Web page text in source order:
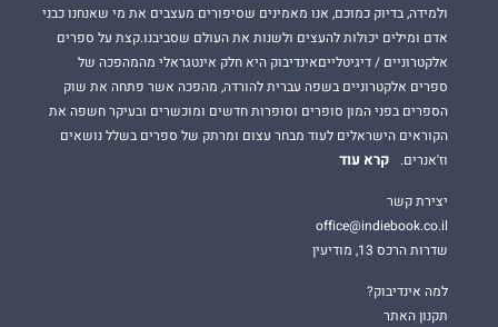
ולמידה, בדיוק כמוכם, אנו מאמינים שסיפורים מעצבים את מי שאנחנו כבני
אדם ומילים יכולות להעצים ולשנות את העולם שסביבנו.קצת על ספרים
אלקטרוניים / דיגיטלייםאינדיבוק היא חלק אינטגראלי מהמהפכה של
ספרים אלקטרוניים בשפה עברית להורדה, מהפכה אשר פתחה את שוק
הספרים בפני המון סופרים וסופרות חדשים ומוכשרים ובעיקר חשפה את
הקוראים הישראלים לעוד מבחר עצום ומרתק של ספרים בשלל נושאים
וז'אנרים.
קרא עוד
יצירת קשר
office@indiebook.co.il
שדרות הרכס 13, מודיעין
למה אינדיבוק?
תקנון האתר